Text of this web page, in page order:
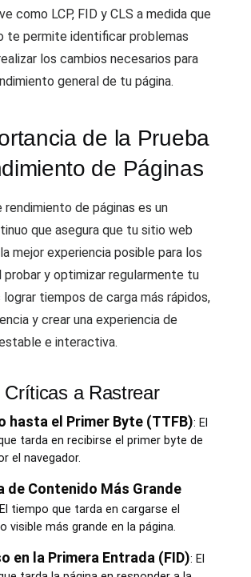
como LCP, FID y CLS a medida que
te permite identificar problemas
los cambios necesarios para
general de tu página.
de la Prueba
de Páginas
rendimiento de páginas es un
que asegura que tu sitio web
mejor experiencia posible para los
probar y optimizar regularmente tu
tiempos de carga más rápidos,
y crear una experiencia de
e interactiva.
Críticas a Rastrear
hasta el Primer Byte (TTFB): El
tarda en recibirse el primer byte de
el navegador.
de Contenido Más Grande
tiempo que tarda en cargarse el
visible más grande en la página.
en la Primera Entrada (FID): El